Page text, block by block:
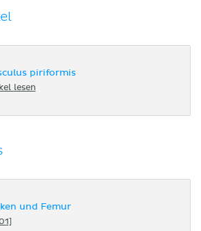
piriformis
lesen
und Femur